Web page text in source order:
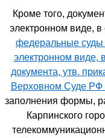
Кроме того,
электронном виде, в
федеральные суды
электронном виде,
документа, утв.
Верховном Суде РФ
заполнения формы,
Карпинского